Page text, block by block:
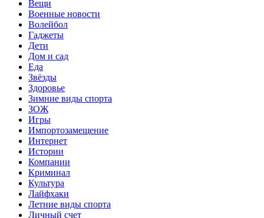
Вещи
Военные новости
Волейбол
Гаджеты
Дети
Дом и сад
Еда
Звёзды
Здоровье
Зимние виды спорта
ЗОЖ
Игры
Импортозамещение
Интернет
Истории
Компании
Криминал
Культура
Лайфхаки
Летние виды спорта
Личный счет